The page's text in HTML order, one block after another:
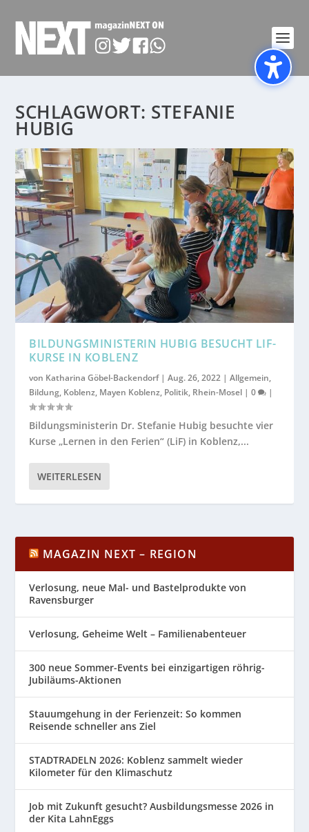
SCHLAGWORT: STEFANIE
HUBIG
BILDUNGSMINISTERIN HUBIG BESUCHT LIF-
KURSE IN KOBLENZ
von Katharina Göbel-Backendorf|Aug. 26, 2022 |Allgemein,
Bildung, Koblenz, Mayen Koblenz, Politik, Rhein-Mosel |0 |
Bildungsministerin Dr. Stefanie Hubig besuchte vier
Kurse „Lernen in den Ferien“ (LiF) in Koblenz,...
WEITERLESEN
MAGAZIN NEXT – REGION
Verlosung, neue Mal- und Bastelprodukte von
Ravensburger
Verlosung, Geheime Welt – Familienabenteuer
300 neue Sommer-Events bei einzigartigen röhrig-
Jubiläums-Aktionen
Stauumgehung in der Ferienzeit: So kommen
Reisende schneller ans Ziel
STADTRADELN 2026: Koblenz sammelt wieder
Kilometer für den Klimaschutz
Job mit Zukunft gesucht? Ausbildungsmesse 2026 in
der Kita LahnEggs